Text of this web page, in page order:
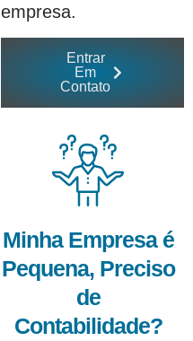
empresa.
Entrar
Em
Contato
Minha Empresa é
Pequena, Preciso
de
Contabilidade?